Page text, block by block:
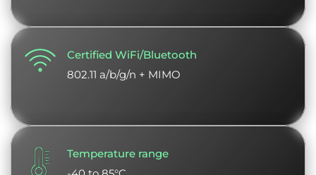
Certified WiFi/Bluetooth
802.11 a/b/g/n + MIMO
Temperature range